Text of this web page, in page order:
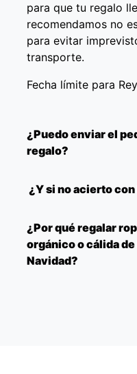
para que tu regalo
recomendamos no
para evitar
transporte.
Fecha límite para
¿Puedo enviar el
regalo?
¿Y si no acierto
¿Por qué regalar
orgánico o cálida
Navidad?